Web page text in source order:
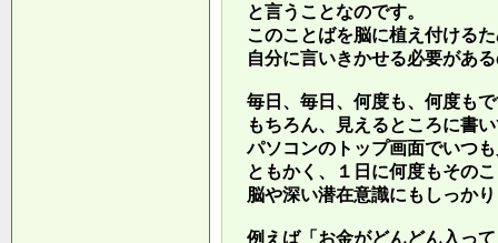
と言うことなのです。
このことばを脳に植え付ける
自分に言いきかせる必要があ
毎日、毎日、何度も、何度も
もちろん、見えるところに書
パソコンのトップ画面でいつ
ともかく、１日に何度もその
脳や深い潜在意識にもしっか
例えば「お金がどんどん入っ